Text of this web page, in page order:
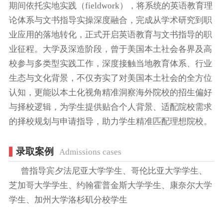
期间依托实地实践（fieldwork），将系统的英语教育理
论体系与文书指导实操深度融合，完成从学术研究到职
业应用的落地转化，正式开启英语教育与文书指导的职
业征程。大学及深造阶段，曾于美国本土社会各界及高
校参与多类型实践工作，深度接触当地教育体系、行业
生态与文化背景，不仅夯实了对美国本土社会的全方位
认知，更能以本土化视角精准洞察海外院校的招生偏好
与择校逻辑，为学生提供贴合个人背景、适配院校需求
的择校规划与申请指导，助力学生精准匹配理想院校。
录取案例 Admissions cases
曾指导宾夕法尼亚大学学生、哥伦比亚大学学生、
芝加哥大学学生、约翰霍普金斯大学学生、康奈尔大学
学生、加州大学洛杉矶分校学生